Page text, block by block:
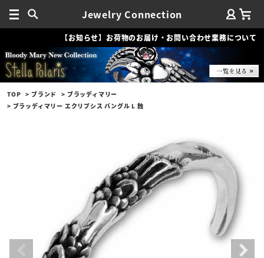
Jewelry Connection
【お知らせ】お荷物のお届け・お問い合わせ業務について
TOP ブランド
ブラッディマリー
ブラッディマリー エクリプシス バングル L 蝕